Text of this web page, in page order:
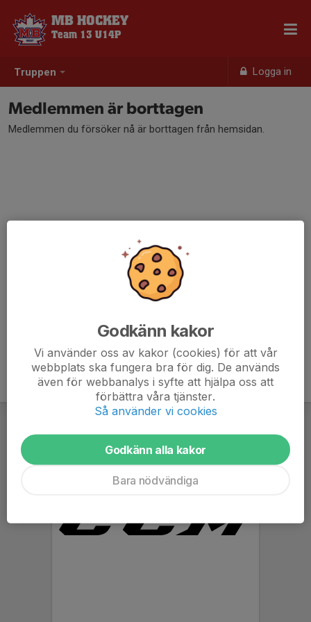
Truppen Logga in
MB HOCKEY
Team 13 U14P
Medlemmen är borttagen
Medlemmen du försöker nå är borttagen från hemsidan.
Godkänn kakor
Vi använder oss av kakor (cookies) för att vår
webbplats ska fungera bra för dig. De används
även för webbanalys i syfte att hjälpa oss att
förbättra våra tjänster.
Så använder vi cookies
Godkänn alla kakor
Bara nödvändiga